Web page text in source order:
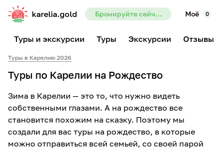
karelia.gold Бронируйте сейчас — предоплата всего 10% Моё 0
Туры и экскурсии Туры Экскурсии Отзывы
Туры в Карелию 2026
Туры по Карелии на Рождество
Зима в Карелии — это то, что нужно видеть
собственными глазами. А на рождество все
становится похожим на сказку. Поэтому мы
создали для вас туры на рождество, в которые
можно отправиться всей семьей, со своей парой